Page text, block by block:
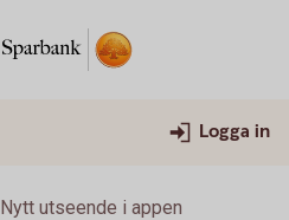
Logga in
Nytt utseende i appen